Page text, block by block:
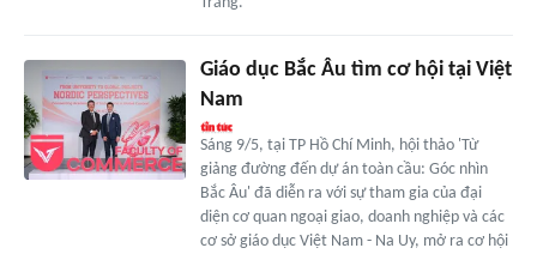
Giáo dục Bắc Âu tìm cơ hội tại Việt
Nam
Sáng 9/5, tại TP Hồ Chí Minh, hội thảo 'Từ
giảng đường đến dự án toàn cầu: Góc nhìn
Bắc Âu' đã diễn ra với sự tham gia của đại
diện cơ quan ngoại giao, doanh nghiệp và các
cơ sở giáo dục Việt Nam - Na Uy, mở ra cơ hội